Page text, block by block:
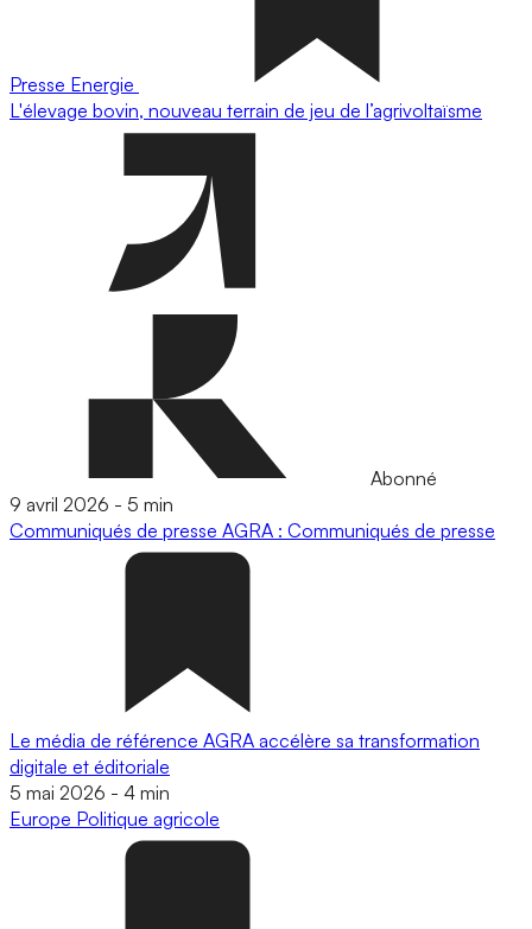
Presse Energie
L'élevage bovin, nouveau terrain de jeu de l’agrivoltaïsme
Abonné
9 avril 2026 - 5 min
Communiqués de presse AGRA : Communiqués de presse
Le média de référence AGRA accélère sa transformation
digitale et éditoriale
5 mai 2026 - 4 min
Europe Politique agricole